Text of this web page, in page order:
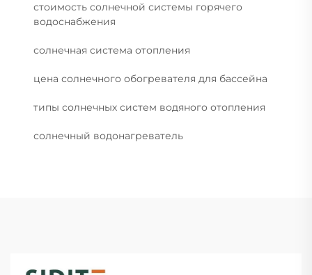
стоимость солнечной системы горячего
водоснабжения
солнечная система отопления
цена солнечного обогревателя для бассейна
типы солнечных систем водяного отопления
солнечный водонагреватель